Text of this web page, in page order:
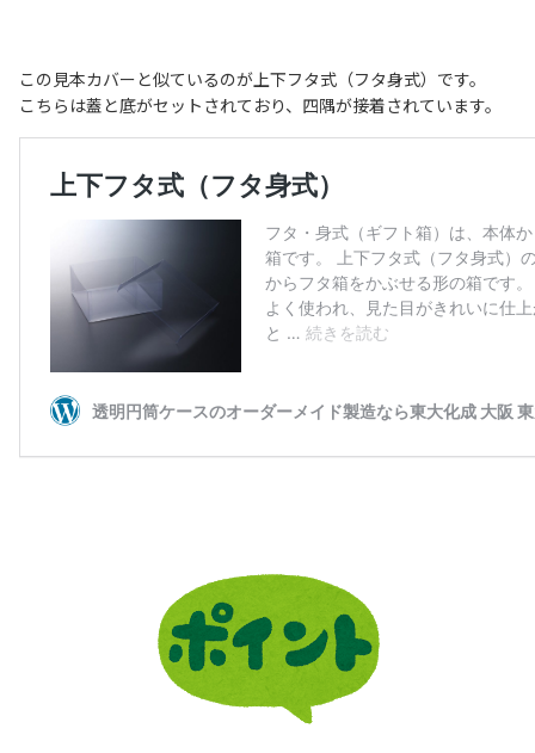
この見本カバーと似ているのが上下フタ式（フタ身式）です。
こちらは蓋と底がセットされており、四隅が接着されています。